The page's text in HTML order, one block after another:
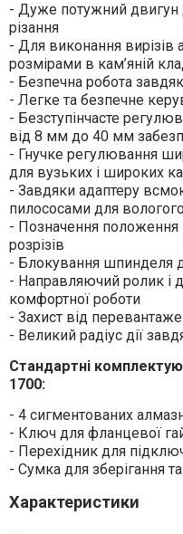
- Дуже потужний двигун
різання
- Для виконання вирізів
розмірами в кам’яній
- Безпечна робота
- Легке та безпечне
- Безступінчасте
від 8 мм до 40 мм
- Гнучке регулювання
для вузьких і широких
- Завдяки адаптеру
пилососами для
- Позначення положення
розрізів
- Блокування шпинделя
- Направляючий ролик і
комфортної роботи
- Захист від
- Великий радіус дії
Стандартні
1700:
- 4 сигментованих
- Ключ для фланцевої
- Перехідник для
- Сумка для зберігання
Характеристики